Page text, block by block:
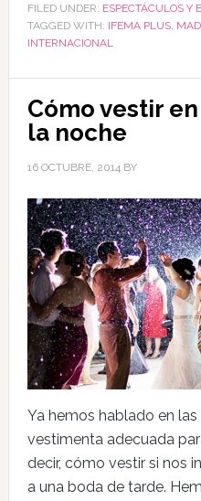
FILED UNDER: ESPECTÁCULOS Y
TAGGED WITH: IFEMA PLUS,
INTERNACIONAL
Cómo vestir
la noche
16 OCTUBRE, 2014 BY
Ya hemos hablado en
vestimenta adecuada
decir, cómo vestir si nos
a una boda de tarde.